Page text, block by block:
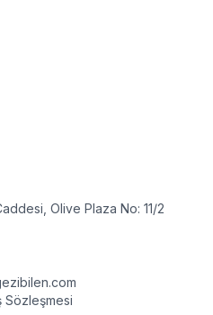
Olive Plaza No: 11/2
Sözleşmesi